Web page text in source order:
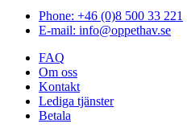
Phone: +46 (0)8 500 33 221
E-mail: info@oppethav.se
FAQ
Om oss
Kontakt
Lediga tjänster
Betala